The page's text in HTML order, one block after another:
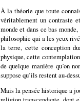
À la théorie que toute
véritablement un contraste
monde et dans ce bas
philosophie qui a les yeux
la terre, cette conception
physique, cette
de quelque manière qu’on
suppose qu’ils restent au-
Mais la pensée historique a